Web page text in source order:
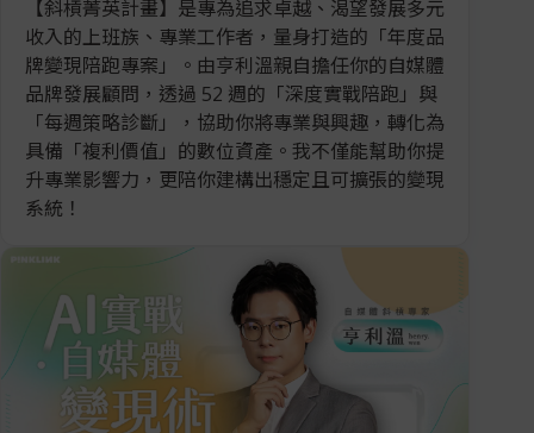
【斜槓菁英計畫】是專為追求卓越、渴望發展多元
收入的上班族、專業工作者，量身打造的「年度品
牌變現陪跑專案」。由亨利溫親自擔任你的自媒體
品牌發展顧問，透過 52 週的「深度實戰陪跑」與
「每週策略診斷」，協助你將專業與興趣，轉化為
具備「複利價值」的數位資產。我不僅能幫助你提
升專業影響力，更陪你建構出穩定且可擴張的變現
系統！